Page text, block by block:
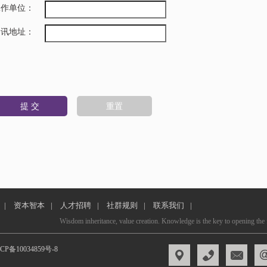
单位：
地址：
| 资本智本 | 人才招聘 | 社群规则 | 联系我们 |
Wisdom inheritance, value creation. Knowledge is the key to opening the
备10034859号-8